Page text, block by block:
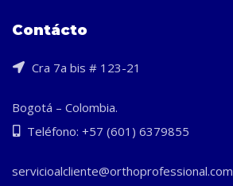
Contácto
Cra 7a bis # 123-21
Bogotá – Colombia.
Teléfono: +57 (601) 6379855
servicioalcliente@orthoprofessional.com